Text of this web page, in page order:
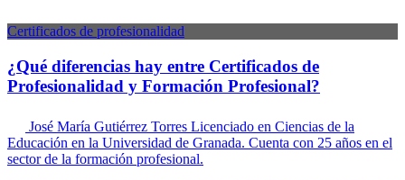
Certificados de profesionalidad
¿Qué diferencias hay entre Certificados de
Profesionalidad y Formación Profesional?
José María Gutiérrez Torres Licenciado en Ciencias de la
Educación en la Universidad de Granada. Cuenta con 25 años en el
sector de la formación profesional.